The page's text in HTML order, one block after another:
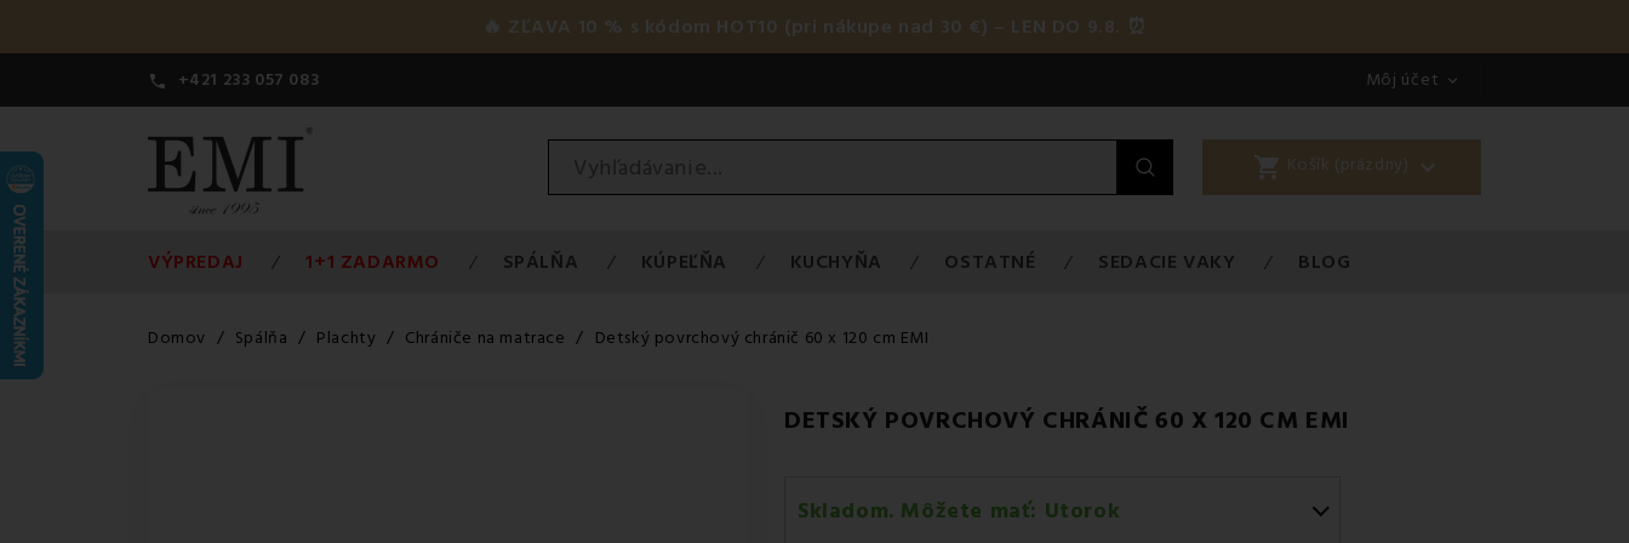
🔥 ZĽAVA 10 % s kódom HOT10 (pri nákupe nad 30 €) – LEN DO 9.8. ⏰
 +421 233 057 083 Môj účet 
shopping_cart Košík (prázdny) 
VÝPREDAJ 1+1 ZADARMO SPÁLŇA KÚPEĽŇA KUCHYŇA OSTATNÉ SEDACIE VAKY BLOG
Domov Spálňa Plachty Chrániče na matrace Detský povrchový chránič 60 x 120 cm EMI
DETSKÝ POVRCHOVÝ CHRÁNIČ 60 X 120 CM EMI
Skladom. Môžete mať: Utorok